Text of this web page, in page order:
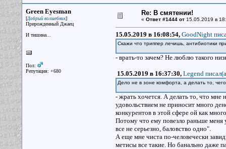
Green Eyesman
[Добрый волшебник]
Прирожденный Джаец
И тишина...
Пол:
Репутация: +680
Re: В смятении!
« Ответ #1444 от15.05.2019 в
15.05.2019 в 16:08:54, GoodNight
Скажи что триппер лечишь, антибиотики
- врать-то зачем? Не люблю такого
15.05.2019 в 16:37:30, Legend
Дело не в зоне комфорта, а делать то,
- жрать хочется. А делать то, что мне
удовольствием не приносит много
конкурентов в этой сфере ой как
Потому что ему повезло раньше меня
все не серьезно, баловство одно".
А еще мне чиста по-человечески
метисы все такие. Но банально даже